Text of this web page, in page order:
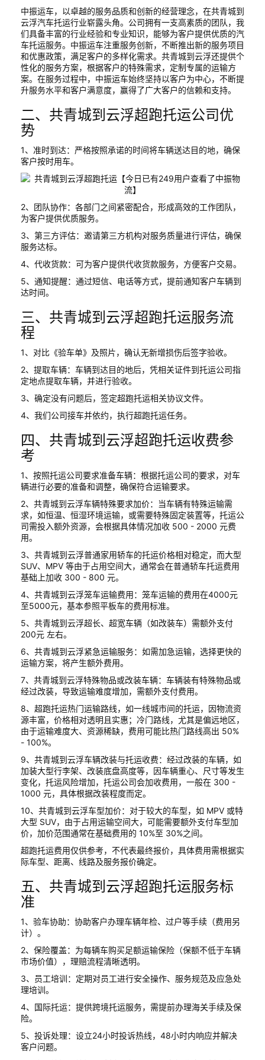
中振运车，以卓越的服务品质和创新的经营理念，在共青城到
云浮汽车托运行业崭露头角。公司拥有一支高素质的团队，我
们具备丰富的行业经验和专业知识，能够为客户提供优质的汽
车托运服务。中振运车注重服务创新，不断推出新的服务项目
和优惠政策，满足客户的多样化需求。共青城到云浮还提供个
性化的服务方案，根据客户的特殊需求，定制专属的运输方
案。在服务过程中，中振运车始终坚持以客户为中心，不断提
升服务水平和客户满意度，赢得了广大客户的信赖和支持。
二、共青城到云浮超跑托运公司优
势
1、准时到达：严格按照承诺的时间将车辆送达目的地，确保
客户按时用车。
2、团队协作：各部门之间紧密配合，形成高效的工作团队，
为客户提供优质服务。
3、第三方评估：邀请第三方机构对服务质量进行评估，确保
服务达标。
4、代收货款：可为客户提供代收货款服务，方便客户交易。
5、通知提醒：通过短信、电话等方式，提前通知客户车辆到
达时间。
三、共青城到云浮超跑托运服务流
程
1、对比《验车单》及照片，确认无新增损伤后签字验收。
2、提取车辆：车辆到达目的地后，凭相关证件到托运公司指
定地点提取车辆，并进行验收。
3、确定没有问题后，签定超跑托运相关协议文件。
4、我们公司接车并依约，执行超跑托运任务。
四、共青城到云浮超跑托运收费参
考
1、按照托运公司要求准备车辆：根据托运公司的要求，对车
辆进行必要的准备和调整，确保符合运输要求。
2、共青城到云浮车辆特殊要求加价：当车辆有特殊运输需
求，如恒温、恒湿环境运输，或需要特殊固定装置等，托运公
司需投入额外资源，会根据具体情况加收 500 - 2000 元费
用。
3、共青城到云浮普通家用轿车的托运价格相对稳定，而大型
SUV、MPV 等由于占用空间大，通常会在普通轿车托运费用
基础上加收 300 - 800 元。
4、共青城到云浮笼车运输费用：笼车运输的费用在4000元
至5000元，基本参照平板车的费用标准。
5、共青城到云浮超长、超宽车辆（如改装车）需额外支付
200元 左右。
6、共青城到云浮紧急运输服务：如需加急运输，选择更快的
运输方案，将产生额外费用。
7、共青城到云浮特殊物品或改装车辆：车辆装有特殊物品或
经过改装，导致运输难度增加，需额外支付费用。
8、超跑托运热门运输路线，如一线城市间的托运，因物流资
源丰富，价格相对透明且实惠；冷门路线，尤其是偏远地区，
由于运输难度大、资源稀缺，费用可能比热门路线高出 50%
- 100%。
9、共青城到云浮车辆改装与托运收费：经过改装的车辆，如
加装大型行李架、改装底盘高度等，因车辆重心、尺寸等发生
变化，托运风险增加，托运公司会加收费用，一般在 300 -
1000 元，具体根据改装程度而定。
10、共青城到云浮车型加价：对于较大的车型，如 MPV 或特
大型 SUV，由于占用运输空间大，可能需要额外支付车型加
价，加价范围通常在基础费用的 10%至 30%之间。
超跑托运费用仅供参考，不代表最终报价，具体费用需根据实
际车型、距离、线路及服务报价确定。
五、共青城到云浮超跑托运服务标
准
1、验车协助：协助客户办理车辆年检、过户等手续（费用另
计）。
2、保险覆盖：为每辆车购买足额运输保险（保额不低于车辆
市场价值），理赔流程清晰透明。
3、员工培训：定期对员工进行安全操作、服务规范及应急处
理培训。
4、国际托运：提供跨境托运服务，需提前办理海关手续及保
险。
5、投诉处理：设立24小时投诉热线，48小时内响应并解决
客户问题。